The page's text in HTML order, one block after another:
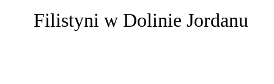
Filistyni w Dolinie Jordanu